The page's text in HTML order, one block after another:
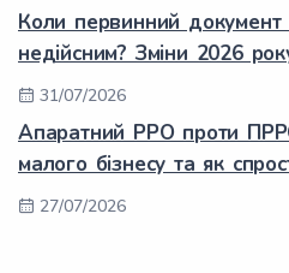
Коли первинний документ
недійсним? Зміни 2026
31/07/2026
Апаратний РРО проти
малого бізнесу та як
27/07/2026